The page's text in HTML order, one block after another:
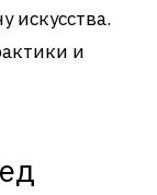
искусства.
и